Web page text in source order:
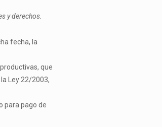
y derechos.
fecha, la
que
Ley 22/2003,
para pago de